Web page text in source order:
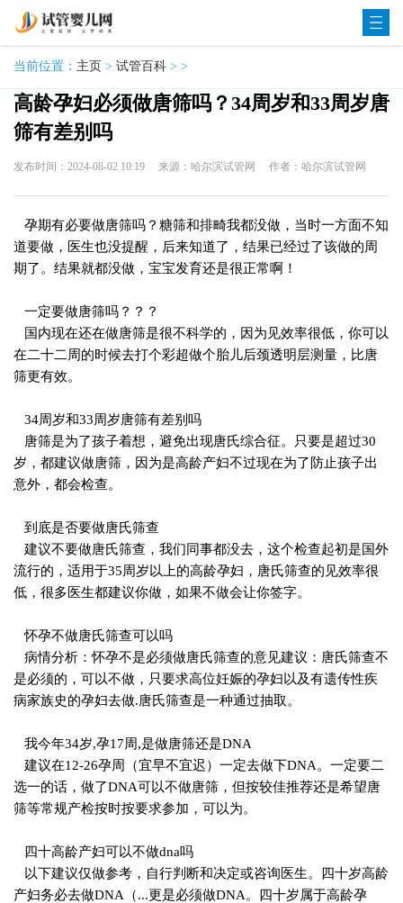
当前位置： 主页 > 试管百科 > >
高龄孕妇必须做唐筛吗？34周岁和33周岁唐
筛有差别吗
发布时间：2024-08-02 10:19 来源：哈尔滨试管网 作者：哈尔滨试管网
孕期有必要做唐筛吗？糖筛和排畸我都没做，当时一方面不知
道要做，医生也没提醒，后来知道了，结果已经过了该做的周
期了。结果就都没做，宝宝发育还是很正常啊！
一定要做唐筛吗？？？
国内现在还在做唐筛是很不科学的，因为见效率很低，你可以
在二十二周的时候去打个彩超做个胎儿后颈透明层测量，比唐
筛更有效。
34周岁和33周岁唐筛有差别吗
唐筛是为了孩子着想，避免出现唐氏综合征。只要是超过30
岁，都建议做唐筛，因为是高龄产妇不过现在为了防止孩子出
意外，都会检查。
到底是否要做唐氏筛查
建议不要做唐氏筛查，我们同事都没去，这个检查起初是国外
流行的，适用于35周岁以上的高龄孕妇，唐氏筛查的见效率很
低，很多医生都建议你做，如果不做会让你签字。
怀孕不做唐氏筛查可以吗
病情分析：怀孕不是必须做唐氏筛查的意见建议：唐氏筛查不
是必须的，可以不做，只要求高位妊娠的孕妇以及有遗传性疾
病家族史的孕妇去做.唐氏筛查是一种通过抽取。
我今年34岁,孕17周,是做唐筛还是DNA
建议在12-26孕周（宜早不宜迟）一定去做下DNA。一定要二
选一的话，做了DNA可以不做唐筛，但按较佳推荐还是希望唐
筛等常规产检按时按要求参加，可以为。
四十高龄产妇可以不做dna吗
以下建议仅做参考，自行判断和决定或咨询医生。四十岁高龄
产妇务必去做DNA（...更是必须做DNA。四十岁属于高龄孕